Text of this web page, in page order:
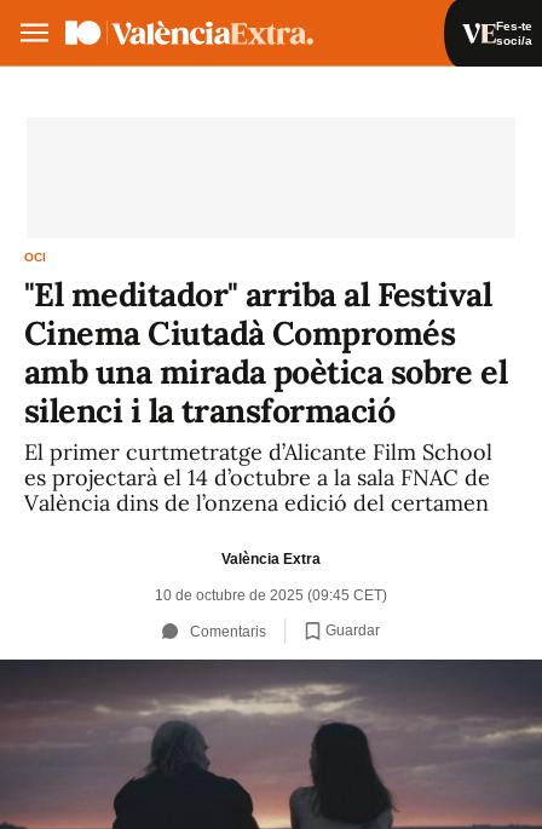
Fes-te
soci/a
OCI
"El meditador" arriba al Festival
Cinema Ciutadà Compromés
amb una mirada poètica sobre el
silenci i la transformació
El primer curtmetratge d’Alicante Film School
es projectarà el 14 d’octubre a la sala FNAC de
València dins de l’onzena edició del certamen
València Extra
10 de octubre de 2025 (09:45 CET)
Comentaris Guardar